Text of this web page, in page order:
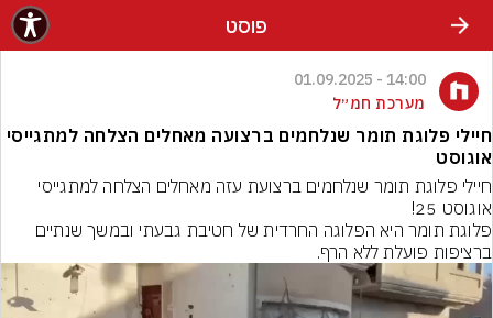
פוסט
14:00 - 01.09.2025
מערכת חמ״ל
חיילי פלוגת תומר שנלחמים ברצועה מאחלים הצלחה למתגייסי
אוגוסט
ברציפות פועלת ללא הרף.